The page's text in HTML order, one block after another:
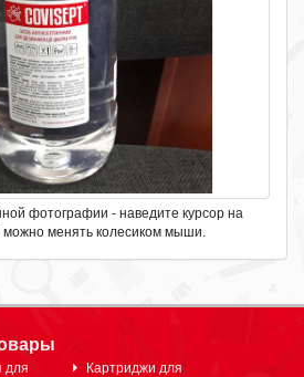
фотографии - наведите курсор на
менять колесиком мыши.
для
Картриджи для